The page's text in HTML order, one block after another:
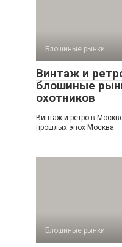
Блошиные рынки
Винтаж и
блошиные
охотников
Винтаж и ретро в
прошлых эпох Москва —
Блошиные рынки